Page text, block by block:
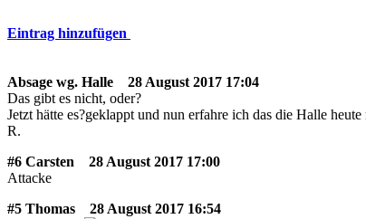
Eintrag hinzufügen
Absage wg. Halle
28 August 2017 17:04
Das gibt es nicht, oder?
Jetzt hätte es?geklappt und nun erfahre ich das die Halle
R.
#6 Carsten
28 August 2017 17:00
Attacke
#5 Thomas
28 August 2017 16:54